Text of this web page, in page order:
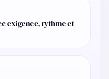
exigence, rythme et